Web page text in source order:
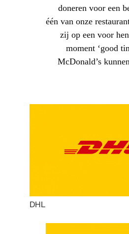
doneren voor een
één van onze
zij op een voor
moment ‘good
McDonald’s
DHL